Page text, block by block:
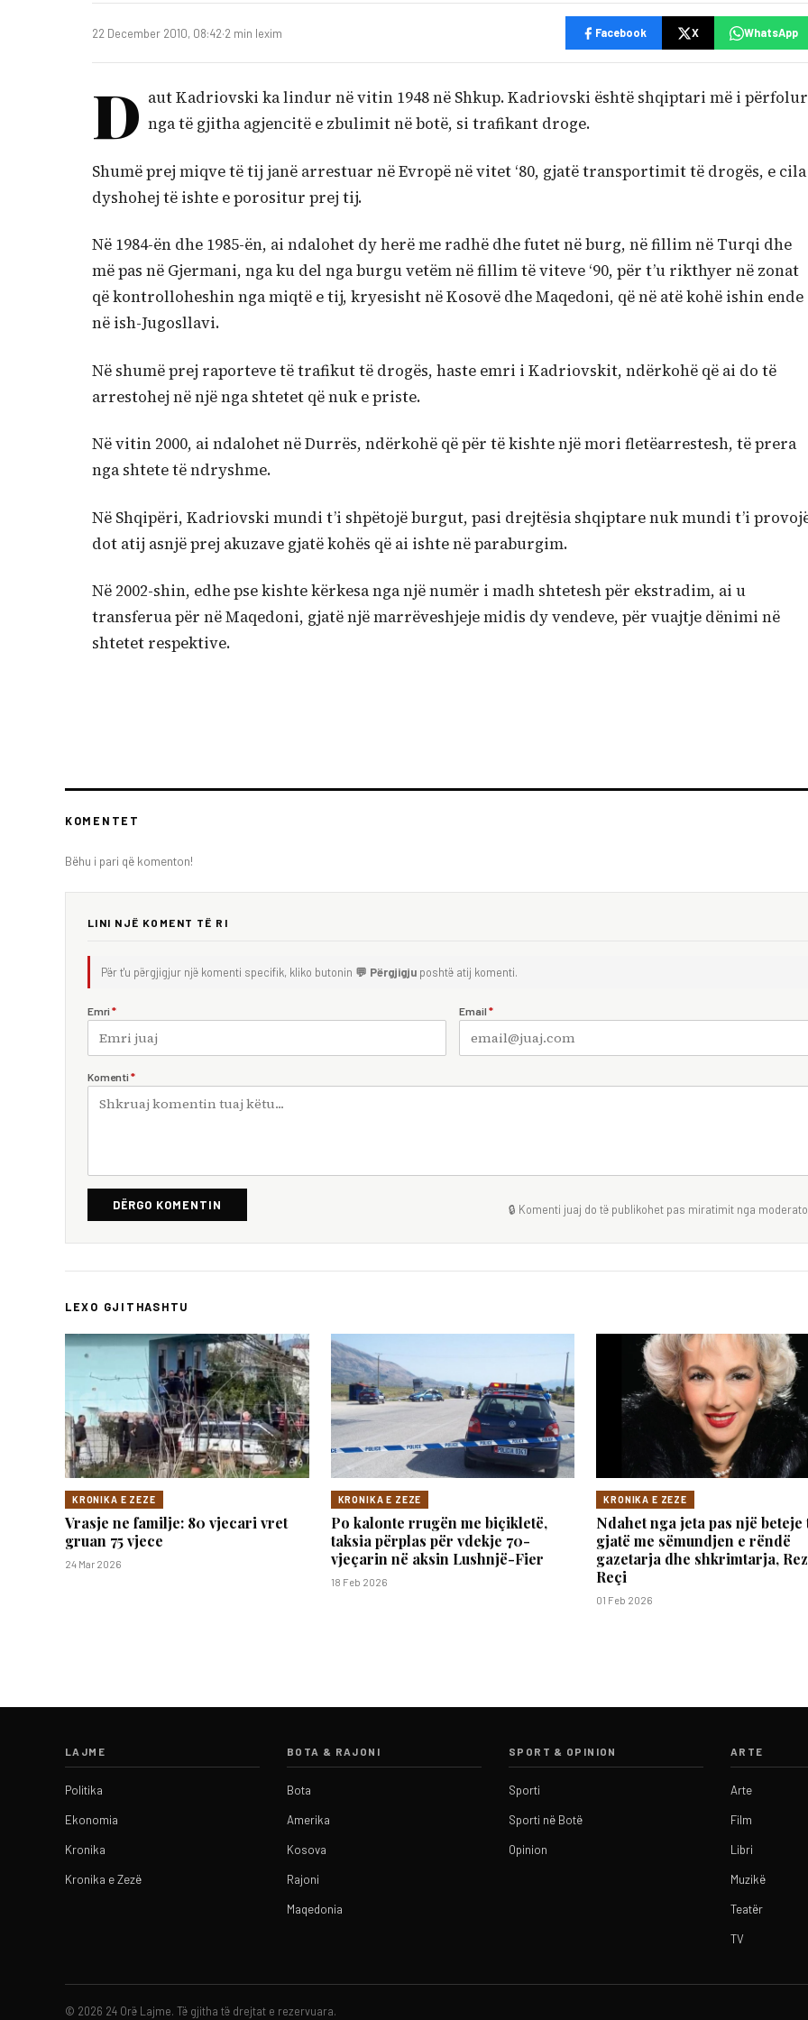
22 December 2010, 08:42·2 min lexim Facebook X WhatsApp
D aut Kadriovski ka lindur në vitin 1948 në Shkup. Kadriovski është shqiptari më i përfolur
nga të gjitha agjencitë e zbulimit në botë, si trafikant droge.
Shumë prej miqve të tij janë arrestuar në Evropë në vitet ‘80, gjatë transportimit të drogës, e cila
dyshohej të ishte e porositur prej tij.
Në 1984-ën dhe 1985-ën, ai ndalohet dy herë me radhë dhe futet në burg, në fillim në Turqi dhe
më pas në Gjermani, nga ku del nga burgu vetëm në fillim të viteve ‘90, për t’u rikthyer në zonat
që kontrolloheshin nga miqtë e tij, kryesisht në Kosovë dhe Maqedoni, që në atë kohë ishin ende
në ish-Jugosllavi.
Në shumë prej raporteve të trafikut të drogës, haste emri i Kadriovskit, ndërkohë që ai do të
arrestohej në një nga shtetet që nuk e priste.
Në vitin 2000, ai ndalohet në Durrës, ndërkohë që për të kishte një mori fletëarrestesh, të prera
nga shtete të ndryshme.
Në Shqipëri, Kadriovski mundi t’i shpëtojë burgut, pasi drejtësia shqiptare nuk mundi t’i
dot atij asnjë prej akuzave gjatë kohës që ai ishte në paraburgim.
Në 2002-shin, edhe pse kishte kërkesa nga një numër i madh shtetesh për ekstradim, ai u
transferua për në Maqedoni, gjatë një marrëveshjeje midis dy vendeve, për vuajtje dënimi në
shtetet respektive.
KOMENTET
Bëhu i pari që komenton!
LINI NJË KOMENT TË RI
Për t'u përgjigjur një komenti specifik, kliko butonin 💬 Përgjigju poshtë atij komenti.
Emri * Email *
Komenti *
DËRGO KOMENTIN 🔒 Komenti juaj do të publikohet pas miratimit nga
LEXO GJITHASHTU
KRONIKA E ZEZE
Vrasje ne familje: 80 vjecari vret
gruan 75 vjece
24 Mar 2026
KRONIKA E ZEZE
Po kalonte rrugën me biçikletë,
taksia përplas për vdekje 70-
vjeçarin në aksin Lushnjë-Fier
18 Feb 2026
KRONIKA E ZEZE
Ndahet nga jeta pas një beteje
gjatë me sëmundjen e rëndë
gazetarja dhe shkrimtarja,
Reçi
01 Feb 2026
LAJME
Politika
Ekonomia
Kronika
Kronika e Zezë
BOTA & RAJONI
Bota
Amerika
Kosova
Rajoni
Maqedonia
SPORT & OPINION
Sporti
Sporti në Botë
Opinion
ARTE
Arte
Film
Libri
Muzikë
Teatër
TV
© 2026 24 Orë Lajme. Të gjitha të drejtat e rezervuara.